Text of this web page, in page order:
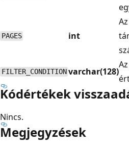
PAGES int
FILTER_CONDITION varchar(128)
Kódértékek
Nincs.
Megjegyzések